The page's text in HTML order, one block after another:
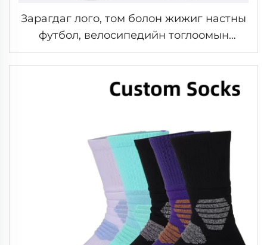
Зарагдаг лого, том болон жижиг настны
футбол, велосипедийн тоглоомын
шилжинги, шилжингийн хамгаалагч,
спорт, гадаа байдал